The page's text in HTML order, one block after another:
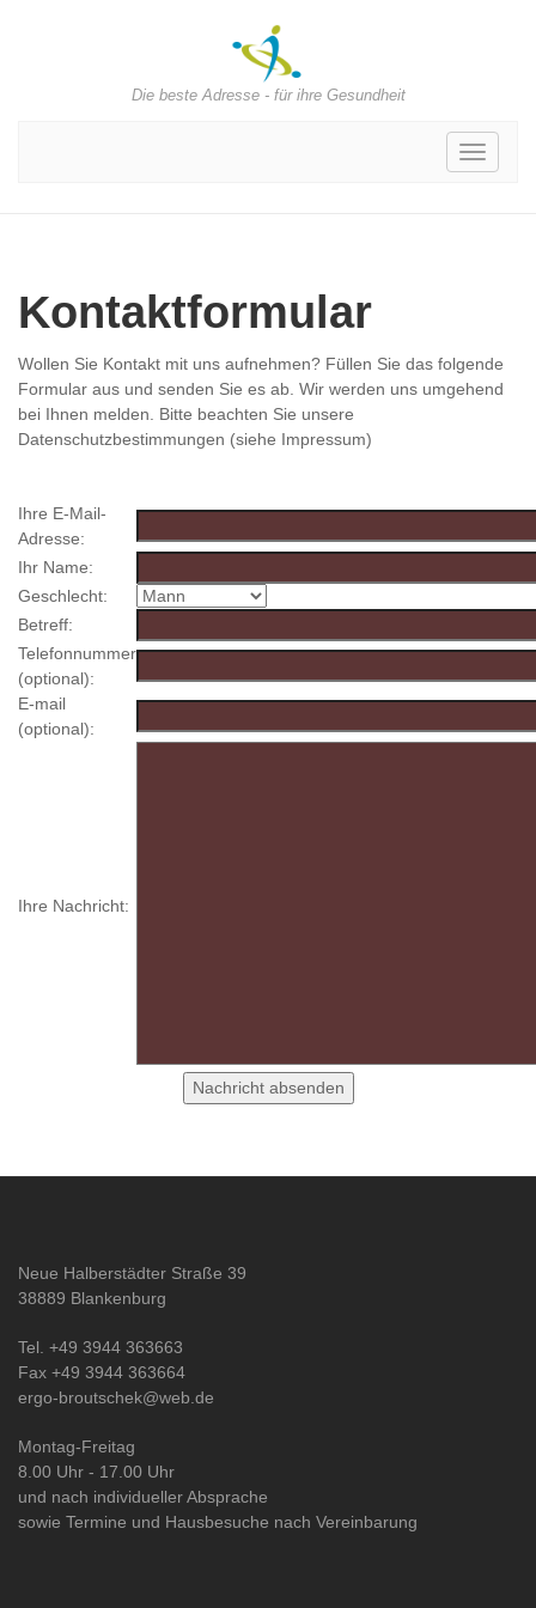
Die beste Adresse - für ihre Gesundheit
Toggle
Kontaktformular
Wollen Sie Kontakt mit uns aufnehmen? Füllen Sie das folgende
Formular aus und senden Sie es ab. Wir werden uns umgehend
bei Ihnen melden. Bitte beachten Sie unsere
Datenschutzbestimmungen (siehe Impressum)
Ihre E-Mail-
Adresse:
Ihr Name:
Geschlecht:
Betreff:
Telefonnummer
(optional):
E-mail
(optional):
Ihre Nachricht:
Neue Halberstädter Straße 39
38889 Blankenburg
Tel. +49 3944 363663
Fax +49 3944 363664
ergo-broutschek@web.de
Montag-Freitag
8.00 Uhr - 17.00 Uhr
und nach individueller Absprache
sowie Termine und Hausbesuche nach Vereinbarung